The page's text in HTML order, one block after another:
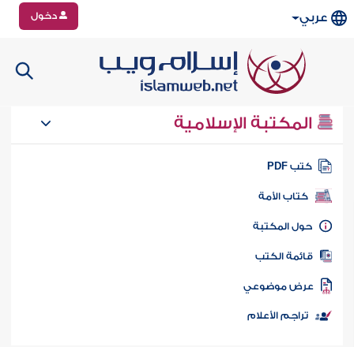
عربي دخول
المكتبة الإسلامية
كتب PDF
كتاب الأمة
المكتبة
الكتب
موضوعي